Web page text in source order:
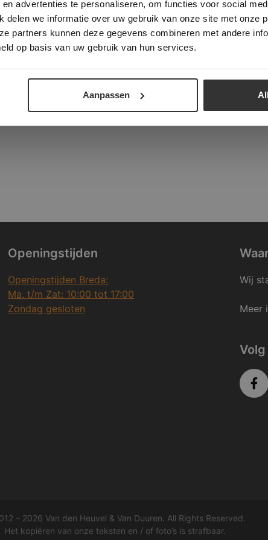
advertenties te personaliseren, om functies voor social
delen we informatie over uw gebruik van onze site met onze
partners kunnen deze gegevens combineren met andere
op basis van uw gebruik van hun services.
Aanpassen
Openingstijden
Openingstijden Breda:
Ma. t/m Zat: 10:00 tot 17:00
Zondag gesloten
Wij
Meer
– 2026 Van den Heuvel & Van Duuren. All Rights Reserved.
Het kopiëren van onze teksten en / of foto’s is strafbaar.
verder
ALLES ACCEPTEREN ALLES AFWIJZEN